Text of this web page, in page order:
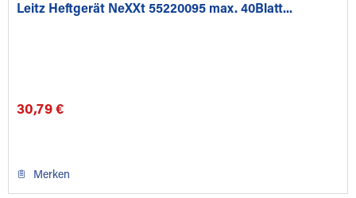
Leitz Heftgerät NeXXt 55220095 max. 40Blatt...
30,79 €
Merken